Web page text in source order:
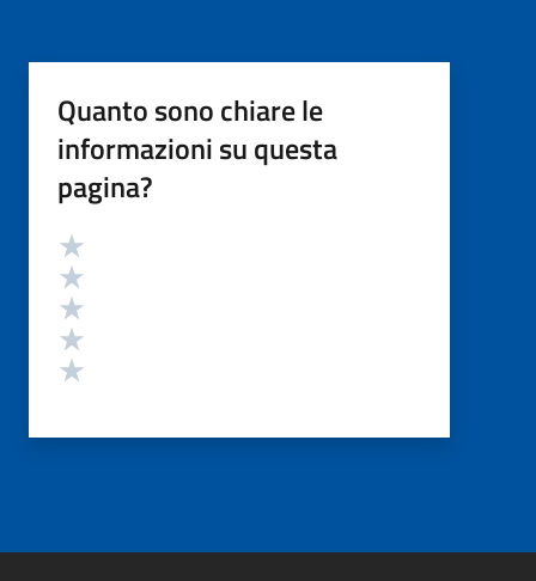
Quanto sono chiare le
informazioni su questa
pagina?
Valutazione